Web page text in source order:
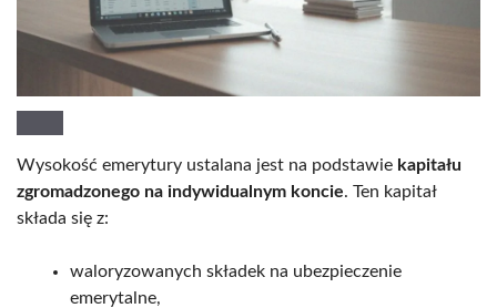
Wysokość emerytury ustalana jest na podstawie kapitału
zgromadzonego na indywidualnym koncie. Ten kapitał
składa się z:
waloryzowanych składek na ubezpieczenie
emerytalne,